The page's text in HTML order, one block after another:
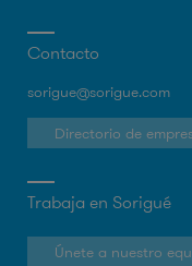
Contacto
sorigue@sorigue.com
Directorio de
Trabaja en Sorigué
Únete a nuestro